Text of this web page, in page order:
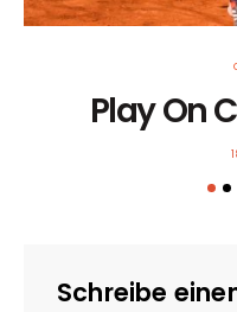
Play On
Schreibe